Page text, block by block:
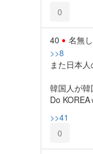
0
40 名無し
>>8
また日本
韓国人が韓
Do KOREA
>>41
0